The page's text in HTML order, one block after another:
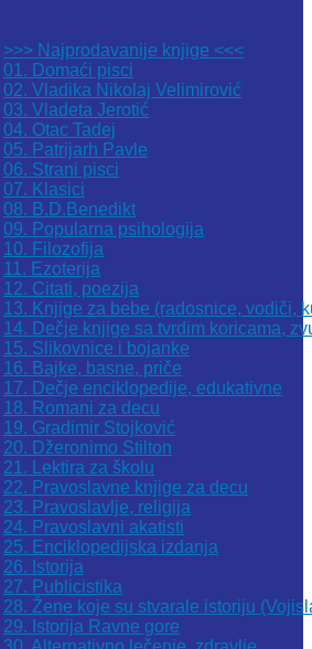
>>> Najprodavanije knjige <<<
01. Domaći pisci
02. Vladika Nikolaj Velimirović
03. Vladeta Jerotić
04. Otac Tadej
05. Patrijarh Pavle
06. Strani pisci
07. Klasici
08. B.D.Benedikt
09. Popularna psihologija
10. Filozofija
11. Ezoterija
12. Citati, poezija
13. Knjige za bebe (radosnice, vodiči,
14. Dečje knjige sa tvrdim koricama,
15. Slikovnice i bojanke
16. Bajke, basne, priče
17. Dečje enciklopedije, edukativne
18. Romani za decu
19. Gradimir Stojković
20. Džeronimo Stilton
21. Lektira za školu
22. Pravoslavne knjige za decu
23. Pravoslavlje, religija
24. Pravoslavni akatisti
25. Enciklopedijska izdanja
26. Istorija
27. Publicistika
28. Žene koje su stvarale istoriju
29. Istorija Ravne gore